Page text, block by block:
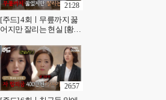
[주드] 4회ㅣ무릎까지 꿇
어지만 잘리는 현실 [황금
21:28
26:57